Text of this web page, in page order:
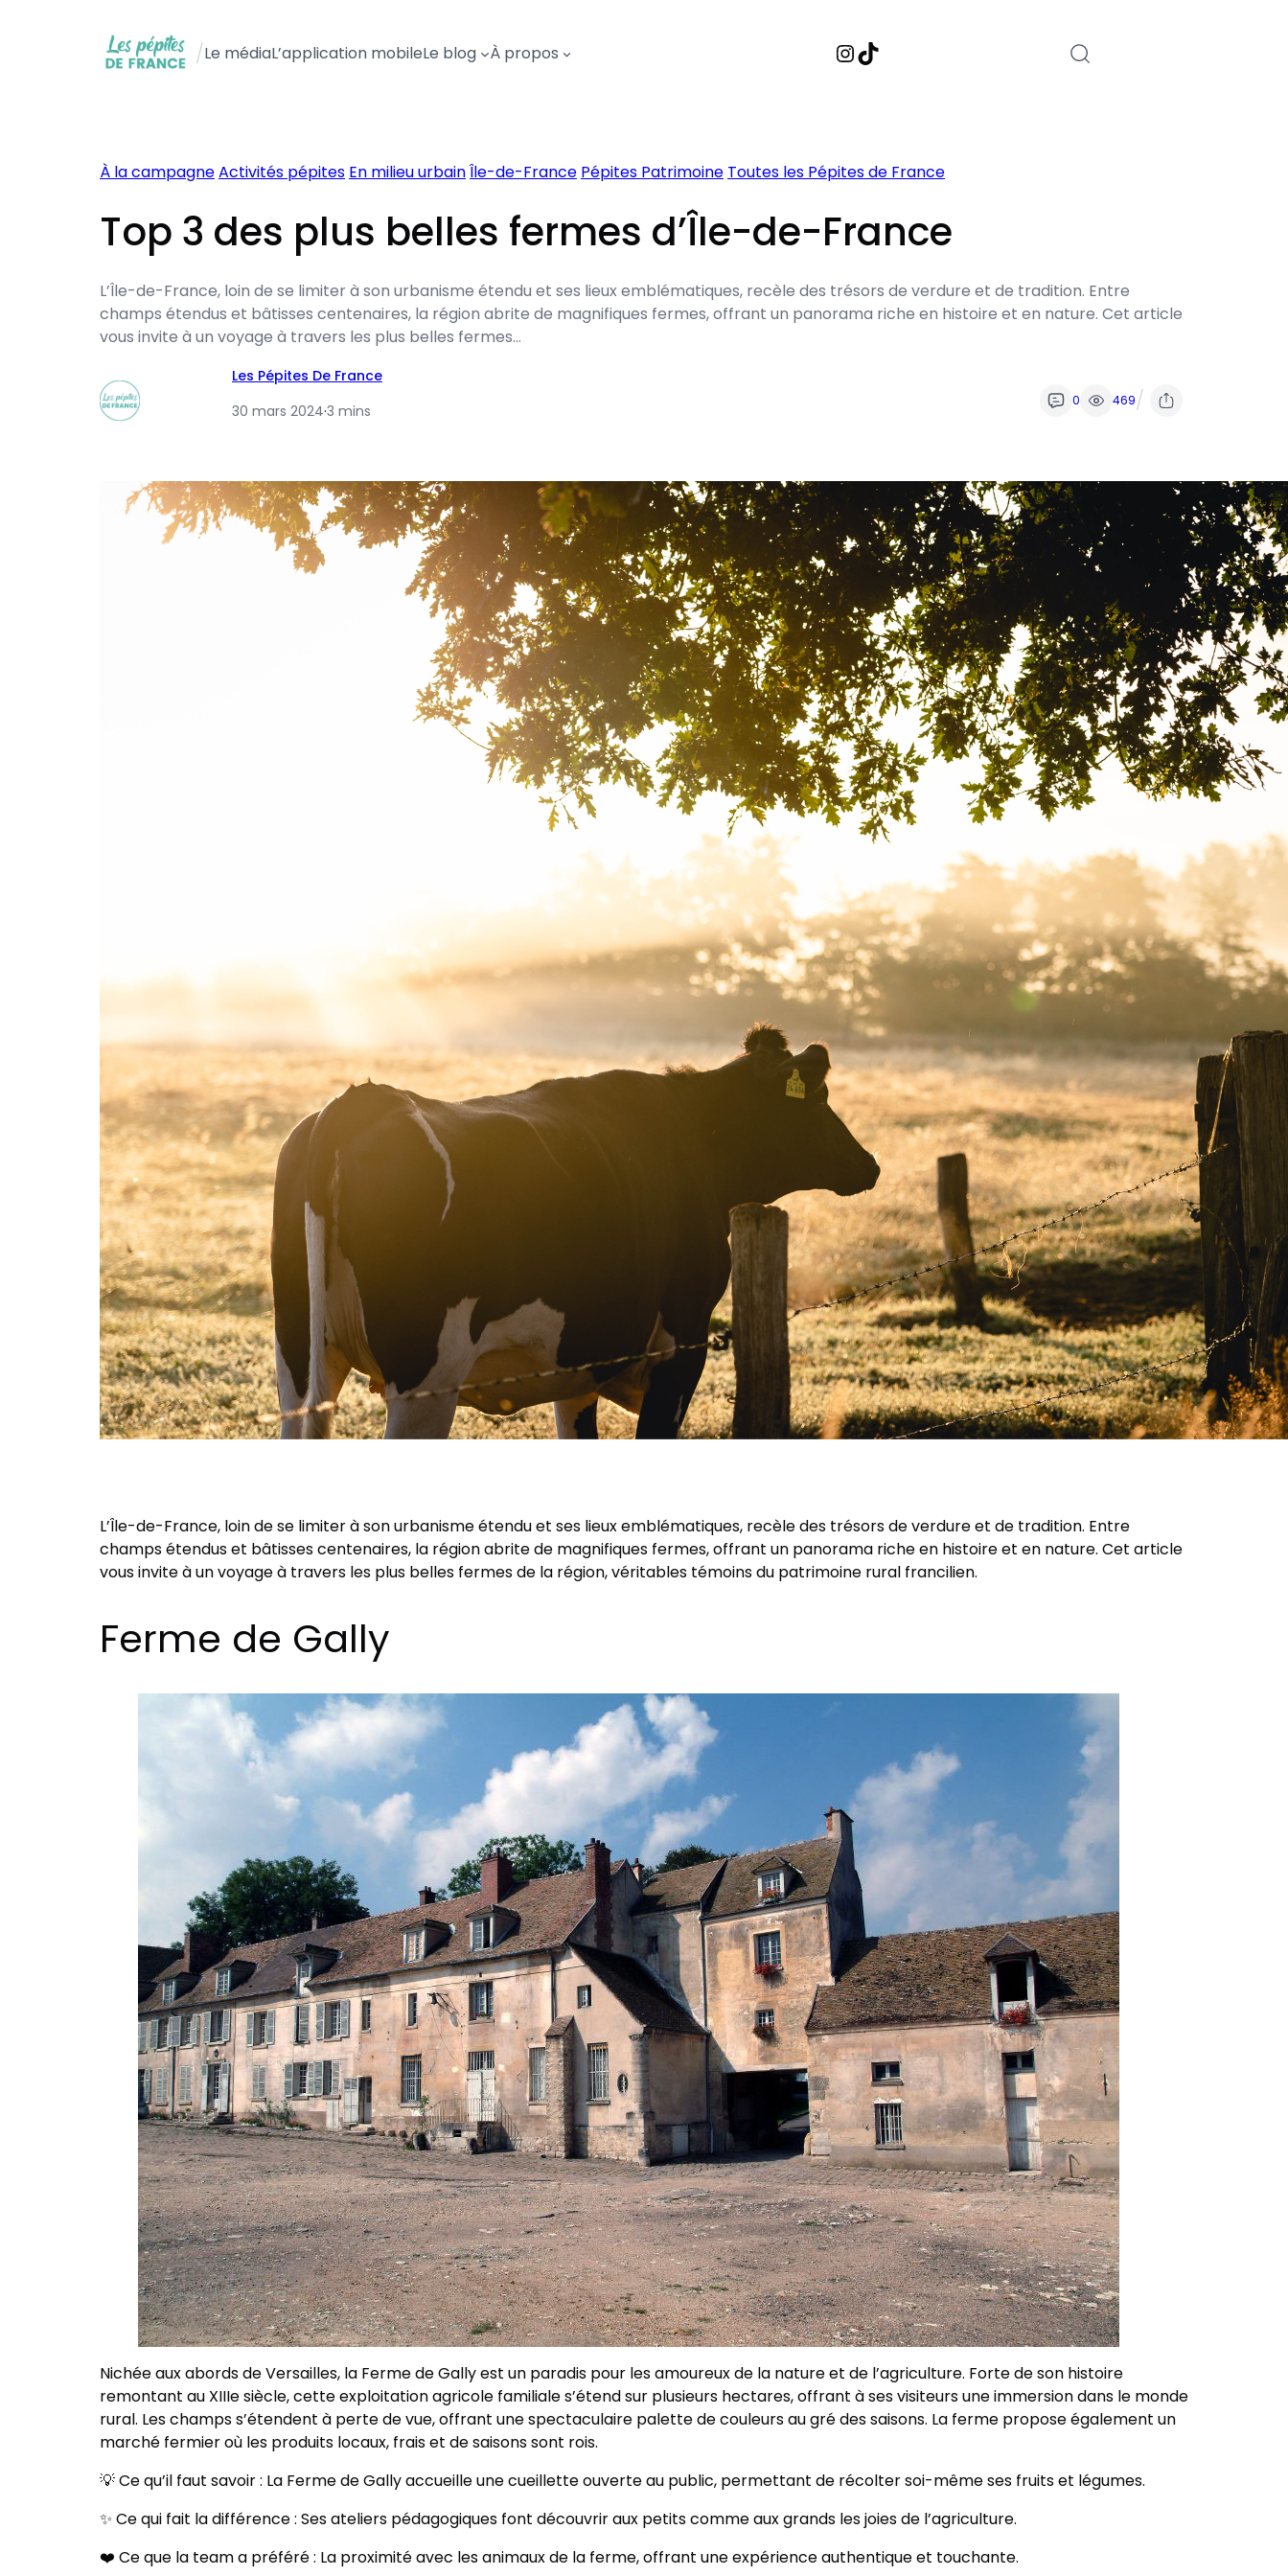
/Le médiaL’application mobileLe blog À propos Instagram
TikTok
À la campagneActivités pépites En milieu urbainÎle-de-France Pépites Patrimoine Toutes les Pépites de France
Top 3 des plus belles fermes d’Île-de-France
L’Île-de-France, loin de se limiter à son urbanisme étendu et ses lieux emblématiques, recèle des trésors de verdure et de tradition. Entre
champs étendus et bâtisses centenaires, la région abrite de magnifiques fermes, offrant un panorama riche en histoire et en nature. Cet article
vous invite à un voyage à travers les plus belles fermes…
Les Pépites De France
30 mars 2024·3 mins
0 469/
L’Île-de-France, loin de se limiter à son urbanisme étendu et ses lieux emblématiques, recèle des trésors de verdure et de tradition. Entre
champs étendus et bâtisses centenaires, la région abrite de magnifiques fermes, offrant un panorama riche en histoire et en nature. Cet article
vous invite à un voyage à travers les plus belles fermes de la région, véritables témoins du patrimoine rural francilien.
Ferme de Gally
Nichée aux abords de Versailles, la Ferme de Gally est un paradis pour les amoureux de la nature et de l’agriculture. Forte de son histoire
remontant au XIIIe siècle, cette exploitation agricole familiale s’étend sur plusieurs hectares, offrant à ses visiteurs une immersion dans le monde
rural. Les champs s’étendent à perte de vue, offrant une spectaculaire palette de couleurs au gré des saisons. La ferme propose également un
marché fermier où les produits locaux, frais et de saisons sont rois.
💡 Ce qu’il faut savoir : La Ferme de Gally accueille une cueillette ouverte au public, permettant de récolter soi-même ses fruits et légumes.
✨ Ce qui fait la différence : Ses ateliers pédagogiques font découvrir aux petits comme aux grands les joies de l’agriculture.
❤️ Ce que la team a préféré : La proximité avec les animaux de la ferme, offrant une expérience authentique et touchante.